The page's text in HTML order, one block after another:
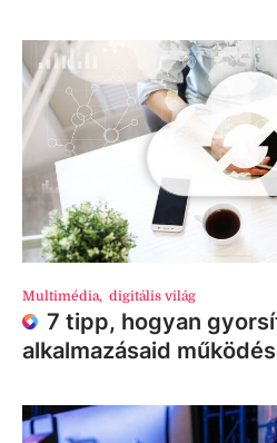
Multimédia, digitális világ
7 tipp, hogyan
alkalmazásaid